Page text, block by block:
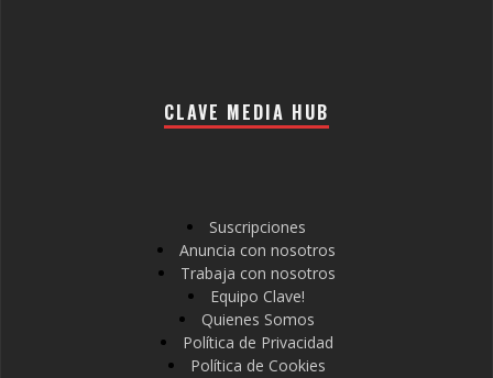
CLAVE MEDIA HUB
Suscripciones
Anuncia con nosotros
Trabaja con nosotros
Equipo Clave!
Quienes Somos
Política de Privacidad
Política de Cookies